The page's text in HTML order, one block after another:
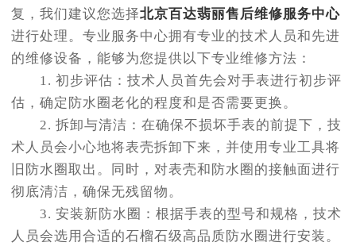
复，我们建议您选择北京百达翡丽售后维修服务中心
进行处理。专业服务中心拥有专业的技术人员和先进
的维修设备，能够为您提供以下专业维修方法：
1. 初步评估：技术人员首先会对手表进行初步评
估，确定防水圈老化的程度和是否需要更换。
2. 拆卸与清洁：在确保不损坏手表的前提下，技
术人员会小心地将表壳拆卸下来，并使用专业工具将
旧防水圈取出。同时，对表壳和防水圈的接触面进行
彻底清洁，确保无残留物。
3. 安装新防水圈：根据手表的型号和规格，技术
人员会选用合适的石榴石级高品质防水圈进行安装。